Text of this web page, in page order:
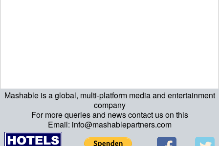
Mashable is a global, multi-platform media and entertainment
company
For more queries and news contact us on this
Email: info@mashablepartners.com